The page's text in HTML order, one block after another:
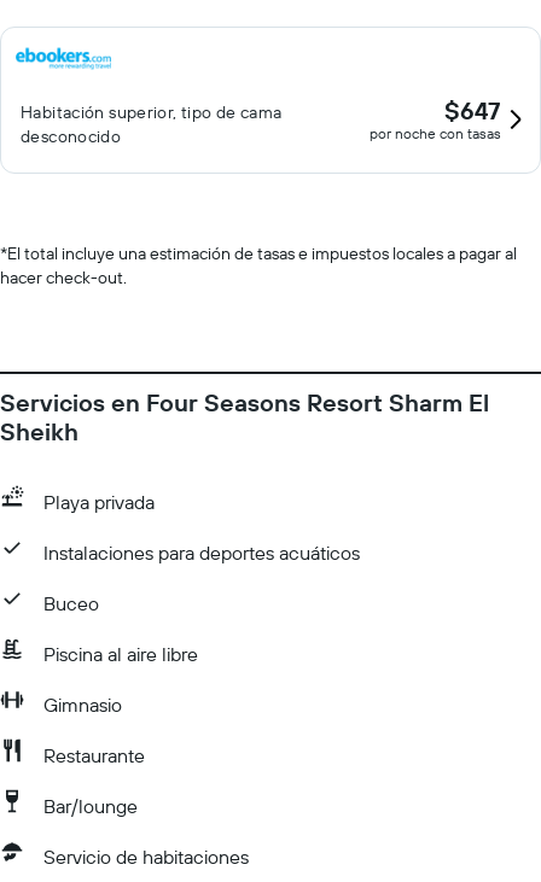
Habitación superior, tipo de cama
desconocido
$647
por noche con tasas
*El total incluye una estimación de tasas e impuestos locales a pagar al
hacer check-out.
Servicios en Four Seasons Resort Sharm El
Sheikh
Playa privada
Instalaciones para deportes acuáticos
Buceo
Piscina al aire libre
Gimnasio
Restaurante
Bar/lounge
Servicio de habitaciones